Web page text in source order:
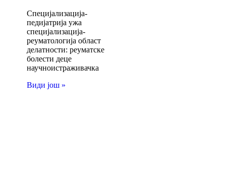
Специјализација-
педијатрија ужа
специјализација-
реуматологија област
делатности: реуматске
болести деце
научноистраживачка
Види још »